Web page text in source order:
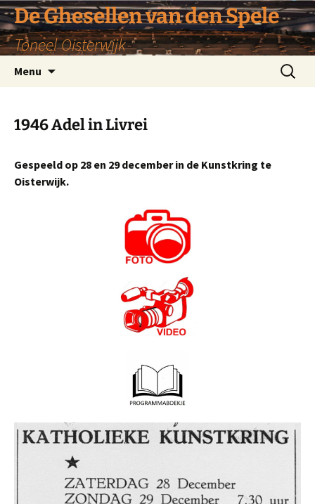
De Ghesellen van den Spele
Toneel Oisterwijk
Menu
Zoeken
naar:
1946 Adel in Livrei
Gespeeld op 28 en 29 december in de Kunstkring te
Oisterwijk.